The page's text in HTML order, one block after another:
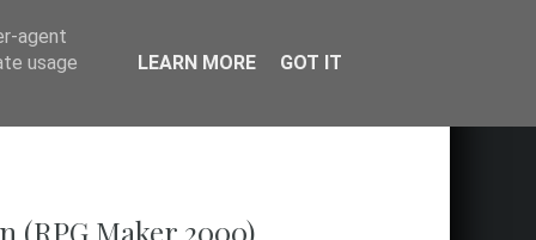
(RPG Maker 2000)
agent
usage
LEARN MORE GOT IT